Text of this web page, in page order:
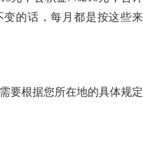
变的话，每月都是按这些来
要根据您所在地的具体规定